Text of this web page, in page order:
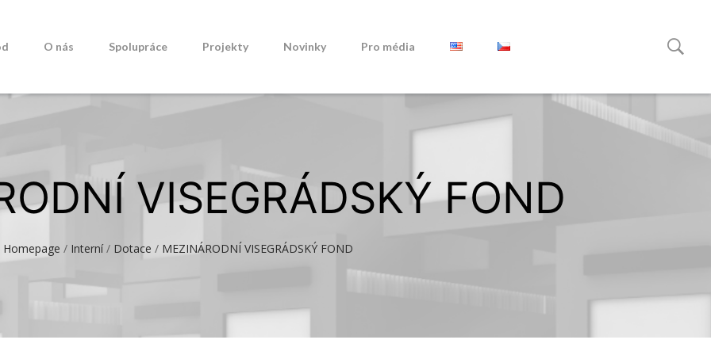
O nás Spolupráce Projekty Novinky Pro média
VISEGRÁDSKÝ FOND
Homepage / Interní / Dotace / MEZINÁRODNÍ VISEGRÁDSKÝ FOND